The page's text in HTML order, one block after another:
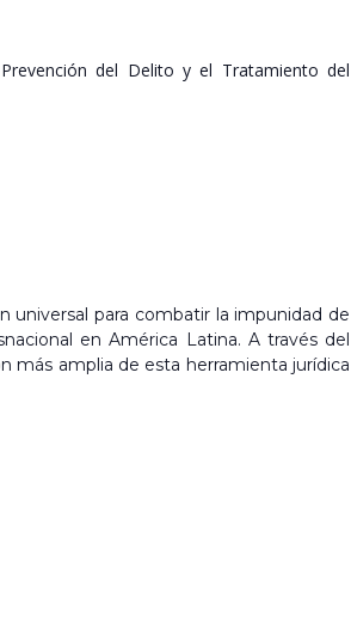
del Delito y el Tratamiento del
universal para combatir la impunidad de
en América Latina. A través del
más amplia de esta herramienta jurídica